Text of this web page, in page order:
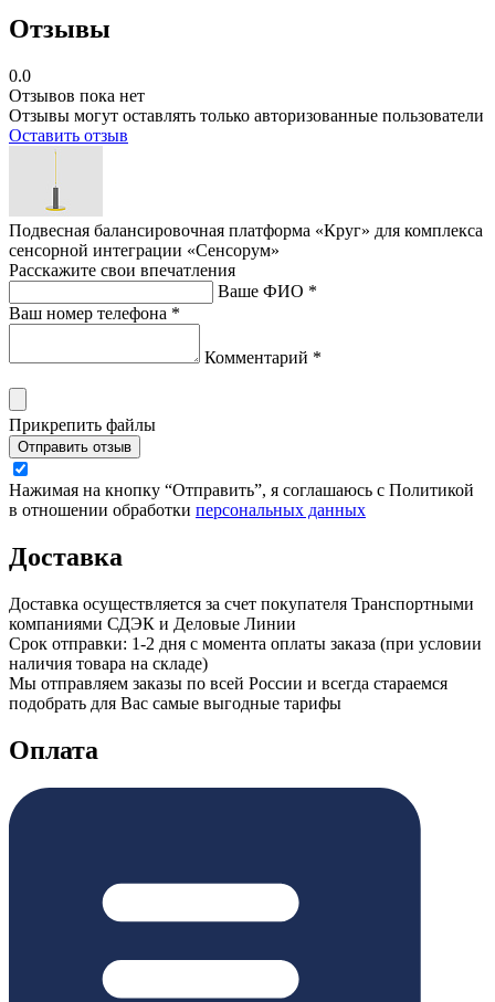
Отзывы
0.0
Отзывов пока нет
Отзывы могут оставлять только авторизованные пользователи
Оставить отзыв
Подвесная балансировочная платформа «Круг» для комплекса
сенсорной интеграции «Сенсорум»
Расскажите свои впечатления
Ваше ФИО *
Ваш номер телефона *
Комментарий *
Прикрепить файлы
Отправить отзыв
Нажимая на кнопку “Отправить”, я соглашаюсь с Политикой
в отношении обработки персональных данных
Доставка
Доставка осуществляется за счет покупателя Транспортными
компаниями СДЭК и Деловые Линии
Срок отправки: 1-2 дня с момента оплаты заказа (при условии
наличия товара на складе)
Мы отправляем заказы по всей России и всегда стараемся
подобрать для Вас самые выгодные тарифы
Оплата